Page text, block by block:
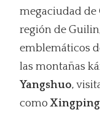
megaciudad de
región de
emblemáticos
las montañas
Yangshuo,
comoXingping